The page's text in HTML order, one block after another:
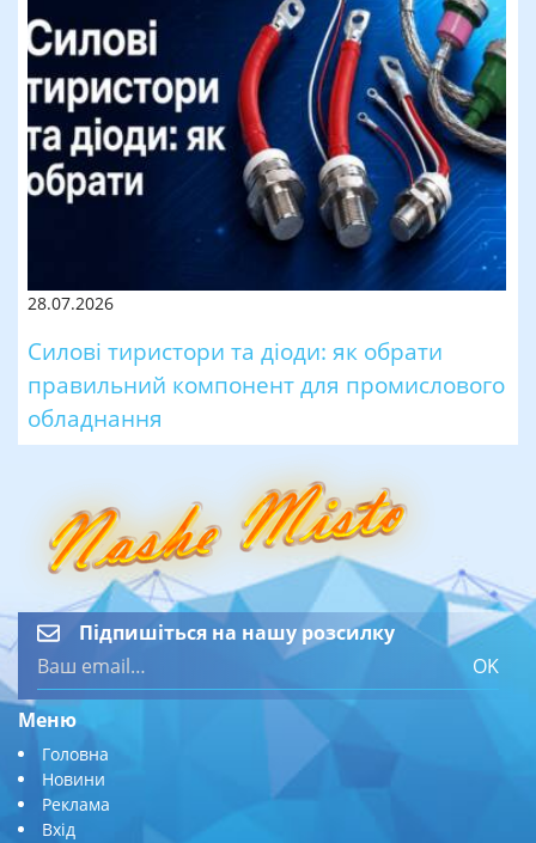
28.07.2026
Силові тиристори та діоди: як обрати
правильний компонент для промислового
обладнання
Підпишіться на нашу розсилку
OK
Меню
Головна
Новини
Реклама
Вхід